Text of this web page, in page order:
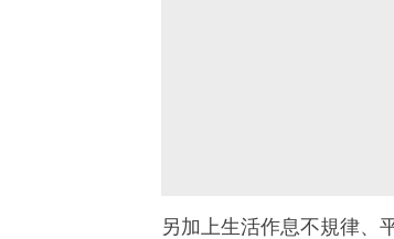
另加上生活作息不規律、